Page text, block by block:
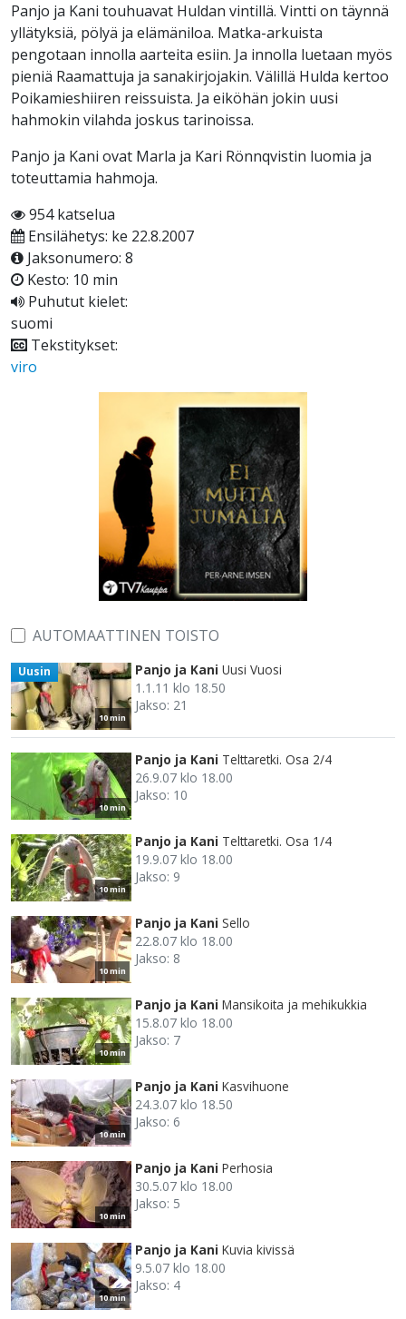
Panjo ja Kani touhuavat Huldan vintillä. Vintti on täynnä
yllätyksiä, pölyä ja elämäniloa. Matka-arkuista
pengotaan innolla aarteita esiin. Ja innolla luetaan myös
pieniä Raamattuja ja sanakirjojakin. Välillä Hulda kertoo
Poikamieshiiren reissuista. Ja eiköhän jokin uusi
hahmokin vilahda joskus tarinoissa.
Panjo ja Kani ovat Marla ja Kari Rönnqvistin luomia ja
toteuttamia hahmoja.
954 katselua
Ensilähetys: ke 22.8.2007
Jaksonumero: 8
Kesto: 10 min
Puhutut kielet:
suomi
Tekstitykset:
viro
AUTOMAATTINEN TOISTO
10 min
Uusin Panjo ja Kani Uusi Vuosi
1.1.11 klo 18.50
Jakso: 21
10 min
Panjo ja Kani Telttaretki. Osa 2/4
26.9.07 klo 18.00
Jakso: 10
10 min
Panjo ja Kani Telttaretki. Osa 1/4
19.9.07 klo 18.00
Jakso: 9
10 min
Panjo ja Kani Sello
22.8.07 klo 18.00
Jakso: 8
10 min
Panjo ja Kani Mansikoita ja mehikukkia
15.8.07 klo 18.00
Jakso: 7
10 min
Panjo ja Kani Kasvihuone
24.3.07 klo 18.50
Jakso: 6
10 min
Panjo ja Kani Perhosia
30.5.07 klo 18.00
Jakso: 5
10 min
Panjo ja Kani Kuvia kivissä
9.5.07 klo 18.00
Jakso: 4